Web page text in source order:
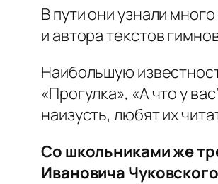
В пути они узнали
и автора текстов
Наибольшую
«Прогулка», «А что у
наизусть, любят их
Со школьниками же
Ивановича